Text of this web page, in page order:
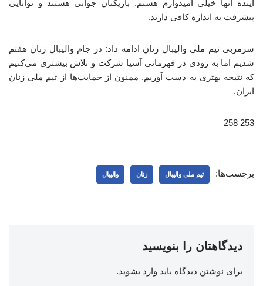
آینده آنها خیلی امیدوارم هستم. بازیکنان جوانی هستند و توانایی
پیشرفت به اندازه کافی دارند.
سرمربی تیم ملی والیبال زنان ادامه داد: در جام والیبال زنان هفتم
شدیم اما به زودی در قهرمانی آسیا شرکت و تلاش بیشتری می‌کنیم
که نتیجه بهتری به دست آوریم. ممنون از حمایت‌ها از تیم ملی زنان
ایران.
253 258
برچسب‌ها: تیم ملی والیبال زنان والیبال
دیدگاهتان را بنویسید
برای نوشتن دیدگاه باید وارد بشوید.